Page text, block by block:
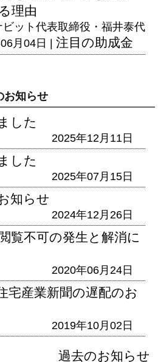
理由
ビット代表取締役・福井泰代
月04日 | 注目の助成金
お知らせ
した
2025年12月11日
した
2025年07月15日
知らせ
2024年12月26日
覧不可の発生と解消に
2020年06月24日
宅産業新聞の遅配のお
2019年10月02日
過去のお知らせ